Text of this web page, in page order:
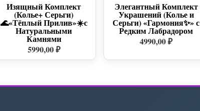
Изящный Комплект
(Колье+ Серьги)
🌊«Тёплый Прилив»☀️с
Натуральными
Камнями
5990,00 ₽
Элегантный Комплект
Украшений (Колье и
Серьги) «Гармония✨» с
Редким Лабрадором
4990,00 ₽